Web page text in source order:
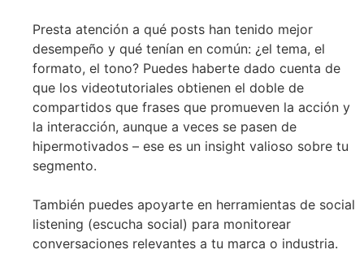
Presta atención a qué posts han tenido mejor
desempeño y qué tenían en común: ¿el tema, el
formato, el tono? Puedes haberte dado cuenta de
que los videotutoriales obtienen el doble de
compartidos que frases que promueven la acción y
la interacción, aunque a veces se pasen de
hipermotivados – ese es un insight valioso sobre tu
segmento.
También puedes apoyarte en herramientas de social
listening (escucha social) para monitorear
conversaciones relevantes a tu marca o industria.